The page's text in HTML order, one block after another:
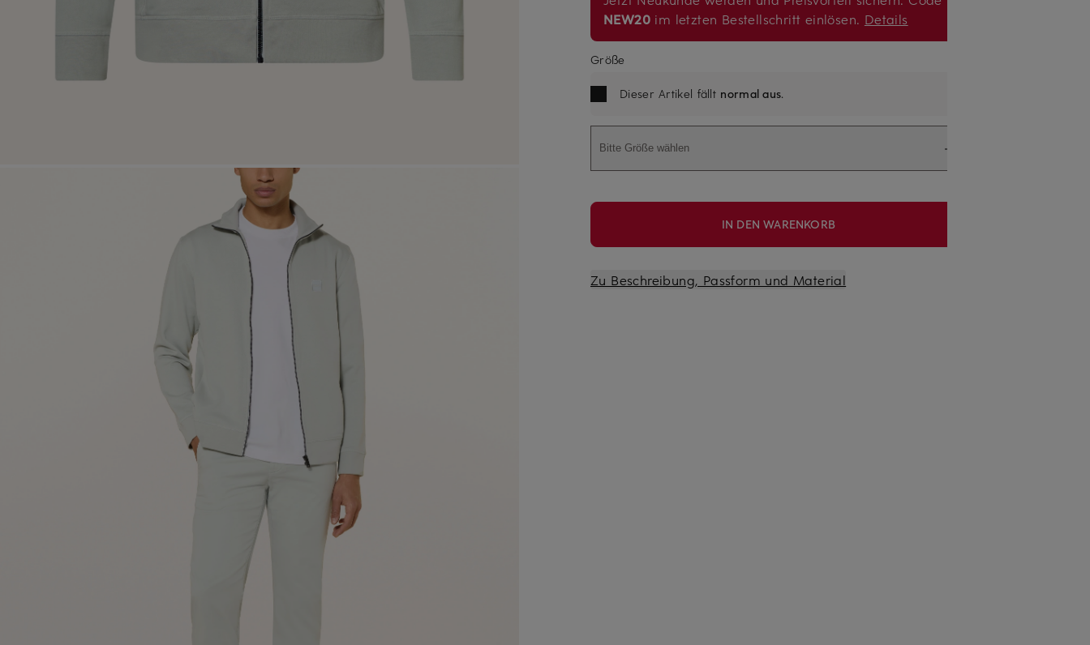
NEW20 im letzten Bestellschritt einlösen. Details
Größe
Dieser Artikel fällt normal aus.
Bitte Größe wählen
IN DEN WARENKORB
Zu Beschreibung, Passform und Material